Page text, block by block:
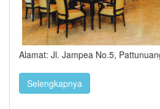
Alamat: Jl. Jampea No.5,
Selengkapnya